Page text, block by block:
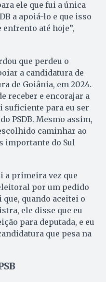
ele que fui a única
a apoiá-lo e que isso
até hoje”,
que perdeu o
a candidatura de
de Goiânia, em 2024.
receber e encorajar a
suficiente para eu ser
PSDB. Mesmo assim,
caminhar ao
importante do Sul
a primeira vez que
por um pedido
que, quando aceitei o
ele disse que eu
para deputada, e eu
que pesa na